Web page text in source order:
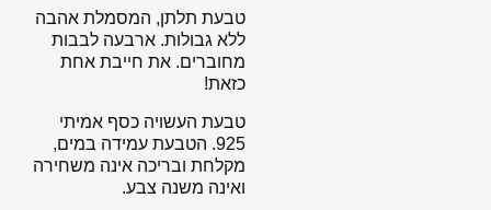
טבעת תלתן, המסמלת אהבה
ללא גבולות. ארבעה לבבות
מחוברים. את חייבת אחת
כזאת!
טבעת העשויה כסף אמיתי
925. הטבעת עמידה במים,
מקלחת ובריכה אינה משחירה
ואינה משנה צבע.